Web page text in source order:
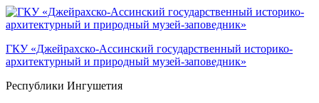
ГКУ «Джейрахско-Ассинcкий государственный историко-
архитектурный и природный музей-заповедник»
Республики Ингушетия